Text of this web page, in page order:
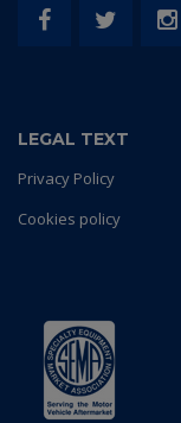
LEGAL TEXT
Privacy Policy
Cookies policy